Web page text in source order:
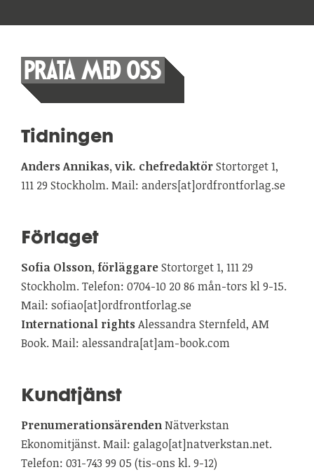
PRATA MED OSS
Tidningen
Anders Annikas, vik. chefredaktörStortorget 1,
111 29 Stockholm. Mail: anders[at]ordfrontforlag.se
Förlaget
Sofia Olsson, förläggareStortorget 1, 111 29
Stockholm. Telefon: 0704-10 20 86 mån-tors kl 9-15.
Mail: sofiao[at]ordfrontforlag.se
International rightsAlessandra Sternfeld, AM
Book. Mail: alessandra[at]am-book.com
Kundtjänst
PrenumerationsärendenNätverkstan
Ekonomitjänst. Mail: galago[at]natverkstan.net.
Telefon: 031-743 99 05 (tis-ons kl. 9-12)